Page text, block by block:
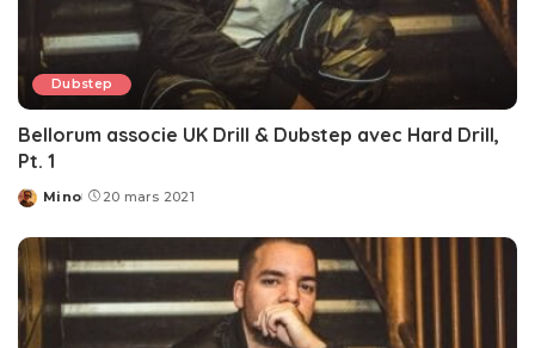
Dubstep
Bellorum associe UK Drill & Dubstep avec Hard Drill,
Pt. 1
Posted
Mino 20 mars 2021